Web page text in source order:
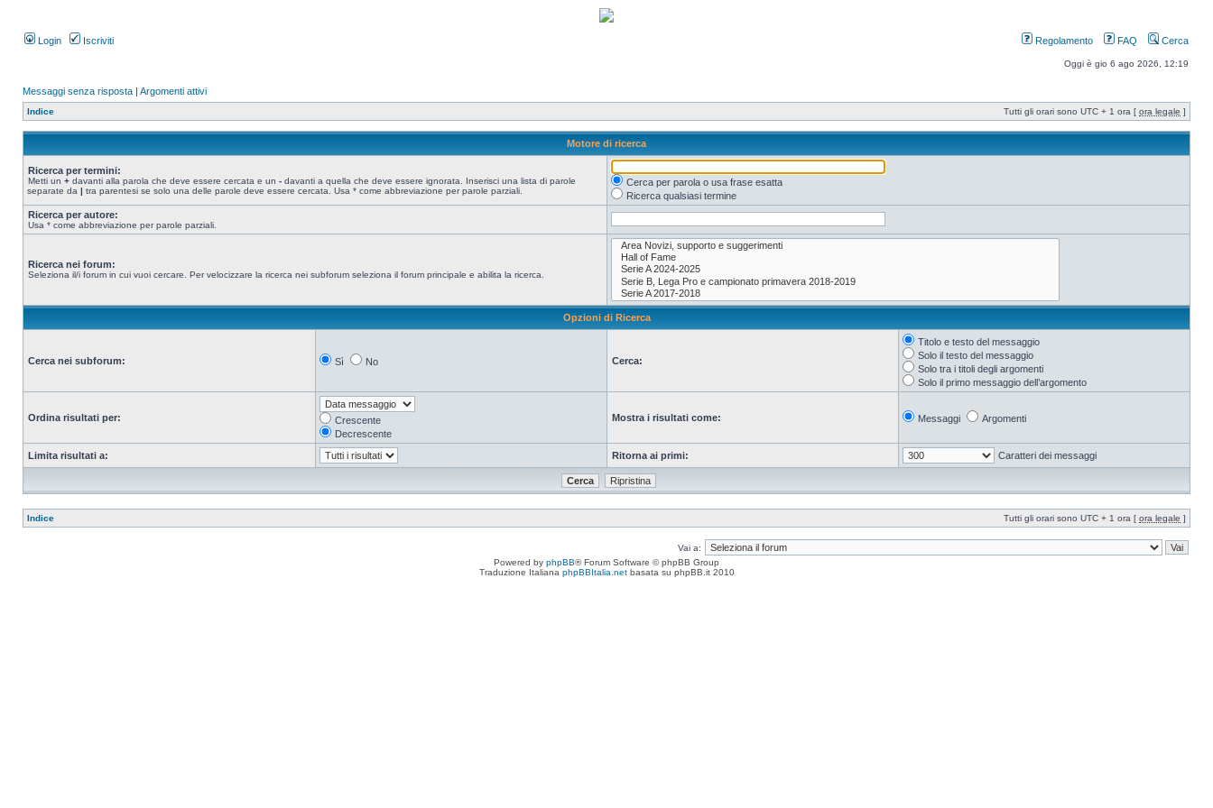
Login Iscriviti Regolamento FAQ Cerca
Oggi è gio 6 ago 2026, 12:19
Messaggi senza risposta | Argomenti attivi
Indice Tutti gli orari sono UTC + 1 ora [ ora legale ]
Motore di ricerca
Ricerca per termini:
Metti un + davanti alla parola che deve essere cercata e un - davanti a quella che deve essere ignorata. Inserisci una lista di parole
separate da | tra parentesi se solo una delle parole deve essere cercata. Usa * come abbreviazione per parole parziali.
Cerca per parola o usa frase esatta
Ricerca qualsiasi termine
Ricerca per autore:
Usa * come abbreviazione per parole parziali.
Ricerca nei forum:
Seleziona il/i forum in cui vuoi cercare. Per velocizzare la ricerca nei subforum seleziona il forum principale e abilita la ricerca.
Opzioni di Ricerca
Cerca nei subforum: Sì No Cerca:
Titolo e testo del messaggio
Solo il testo del messaggio
Solo tra i titoli degli argomenti
Solo il primo messaggio dell’argomento
Ordina risultati per:
Crescente
Decrescente
Mostra i risultati come: Messaggi Argomenti
Limita risultati a: Ritorna ai primi: Caratteri dei messaggi
Indice Tutti gli orari sono UTC + 1 ora [ ora legale ]
Vai a:
Powered by phpBB® Forum Software © phpBB Group
Traduzione Italiana phpBBItalia.netbasata su phpBB.it 2010